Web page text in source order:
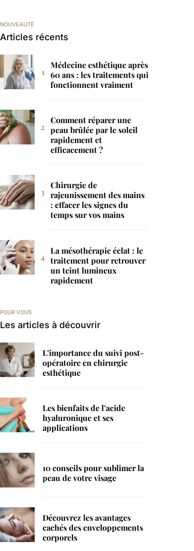
NOUVEAUTÉ
Articles récents
Médecine esthétique après
60 ans : les traitements qui
fonctionnent vraiment
Comment réparer une
peau brûlée par le soleil
rapidement et
efficacement ?
Chirurgie de
rajeunissement des mains
: effacer les signes du
temps sur vos mains
La mésothérapie éclat : le
traitement pour retrouver
un teint lumineux
rapidement
POUR VOUS
Les articles à découvrir
L’importance du suivi post-
opératoire en chirurgie
esthétique
Les bienfaits de l’acide
hyaluronique et ses
applications
10 conseils pour sublimer la
peau de votre visage
Découvrez les avantages
cachés des enveloppements
corporels